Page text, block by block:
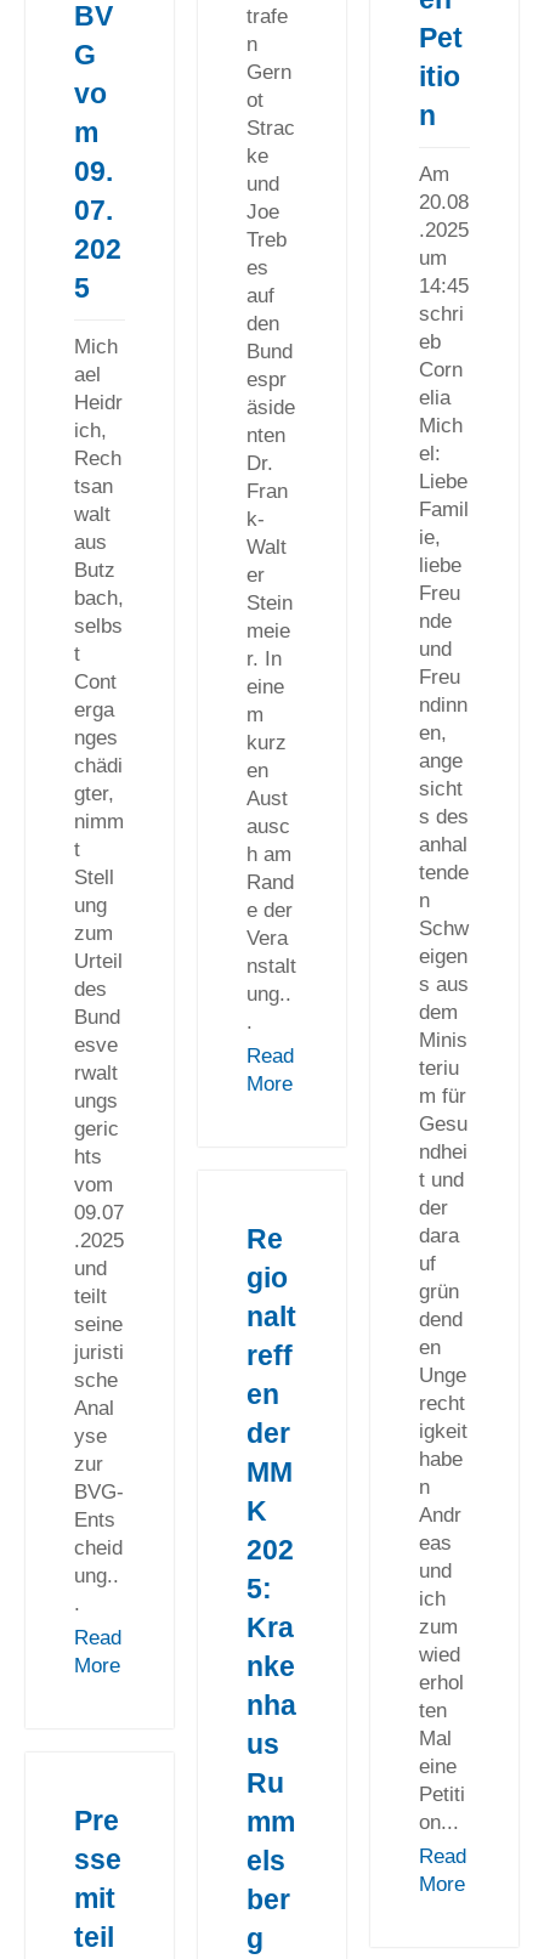
trafe
n
Gern
ot
Strac
ke
und
Joe
Treb
es
auf
den
Bund
espr
äside
nten
Dr.
Fran
k-
Walt
er
Stein
meie
r. In
eine
m
kurz
en
Aust
ausc
h am
Rand
e der
Vera
nstalt
ung..
.
Read
More
Pet
itio
n
Am
20.08
.2025
um
14:45
schri
eb
Corn
elia
Mich
el:
Liebe
Famil
ie,
liebe
Freu
nde
und
Freu
ndinn
en,
ange
sicht
s des
anhal
tende
n
Schw
eigen
s aus
dem
Minis
teriu
m für
Gesu
ndhei
t und
der
dara
uf
grün
dend
en
Unge
recht
igkeit
habe
n
Andr
eas
und
ich
zum
wied
erhol
ten
Mal
eine
Petiti
on...
Read
More
BV
G
vo
m
09.
07.
202
5
Mich
ael
Heidr
ich,
Rech
tsan
walt
aus
Butz
bach,
selbs
t
Cont
erga
nges
chädi
gter,
nimm
t
Stell
ung
zum
Urteil
des
Bund
esve
rwalt
ungs
geric
hts
vom
09.07
.2025
und
teilt
seine
juristi
sche
Anal
yse
zur
BVG-
Ents
cheid
ung..
.
Read
More
Re
gio
nalt
reff
en
der
MM
K
202
5:
Kra
nke
nha
us
Ru
mm
els
ber
g
Pre
sse
mit
teil